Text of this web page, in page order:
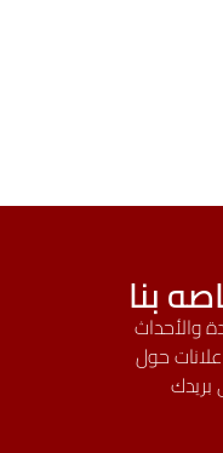
بنا
والأحداث
حول
بريدك